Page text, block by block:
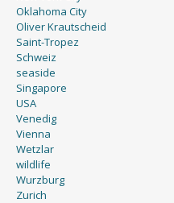
Oklahoma City
Oliver Krautscheid
Saint-Tropez
Schweiz
seaside
Singapore
USA
Venedig
Vienna
Wetzlar
wildlife
Wurzburg
Zurich